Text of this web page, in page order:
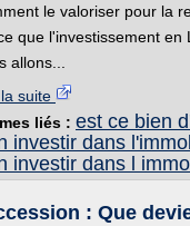
le valoriser pour la
que l'investissement en
allons...
suite
liés : est ce bien
investir dans
investir dans l
: Que